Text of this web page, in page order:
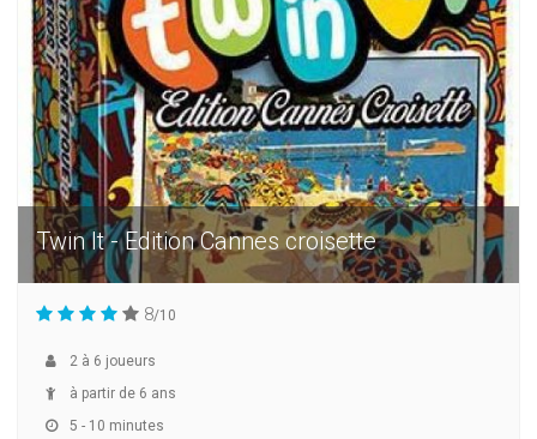
Twin It - Edition Cannes croisette
8/10
2 à 6 joueurs
à partir de 6 ans
5 - 10 minutes